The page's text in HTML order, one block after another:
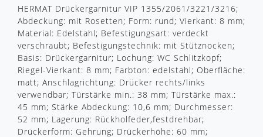
HERMAT Drückergarnitur VIP 1355/2061/3221/3216;
Abdeckung: mit Rosetten; Form: rund; Vierkant: 8 mm;
Material: Edelstahl; Befestigungsart: verdeckt
verschraubt; Befestigungstechnik: mit Stütznocken;
Basis: Drückergarnitur; Lochung: WC Schlitzkopf;
Riegel-Vierkant: 8 mm; Farbton: edelstahl; Oberfläche:
matt; Anschlagrichtung: Drücker rechts/links
verwendbar; Türstärke min.: 38 mm; Türstärke max.:
45 mm; Stärke Abdeckung: 10,6 mm; Durchmesser:
52 mm; Lagerung: Rückholfeder,festdrehbar;
Drückerform: Gehrung; Drückerhöhe: 60 mm;